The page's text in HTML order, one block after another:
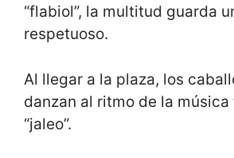
“flabiol”, la multitud guarda
respetuoso.
Al llegar a la plaza, los
danzan al ritmo de la
“jaleo”.